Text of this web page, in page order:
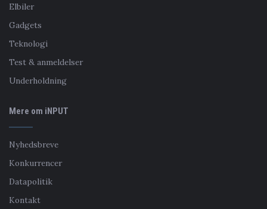
Elbiler
Gadgets
Teknologi
Test & anmeldelser
Underholdning
Mere om iNPUT
Nyhedsbreve
Konkurrencer
Datapolitik
Kontakt